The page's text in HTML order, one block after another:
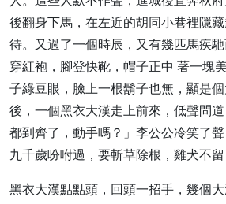
後翻身下馬，在左近的胡同小巷裡隱
待。又過了一個時辰，又有幾匹馬疾
穿紅袍，腳登快靴，帽子正中 著一塊
子綠豆眼，臉上一根鬍子也無，顯是
後，一個黑衣大漢走上前來，低聲問
都到齊了，動手嗎？」李公公冷笑了聲
九千歲吩咐過，要斬草除根，雞犬不留
黑衣大漢點點頭，回頭一招手，幾個